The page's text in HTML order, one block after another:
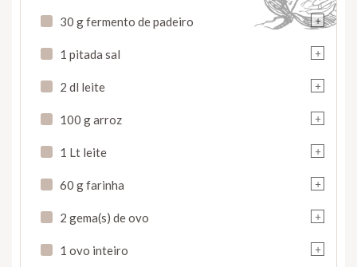
+
30 g fermento de padeiro
+
1 pitada sal
+
2 dl leite
+
100 g arroz
+
1 Lt leite
+
60 g farinha
+
2 gema(s) de ovo
+
1 ovo inteiro